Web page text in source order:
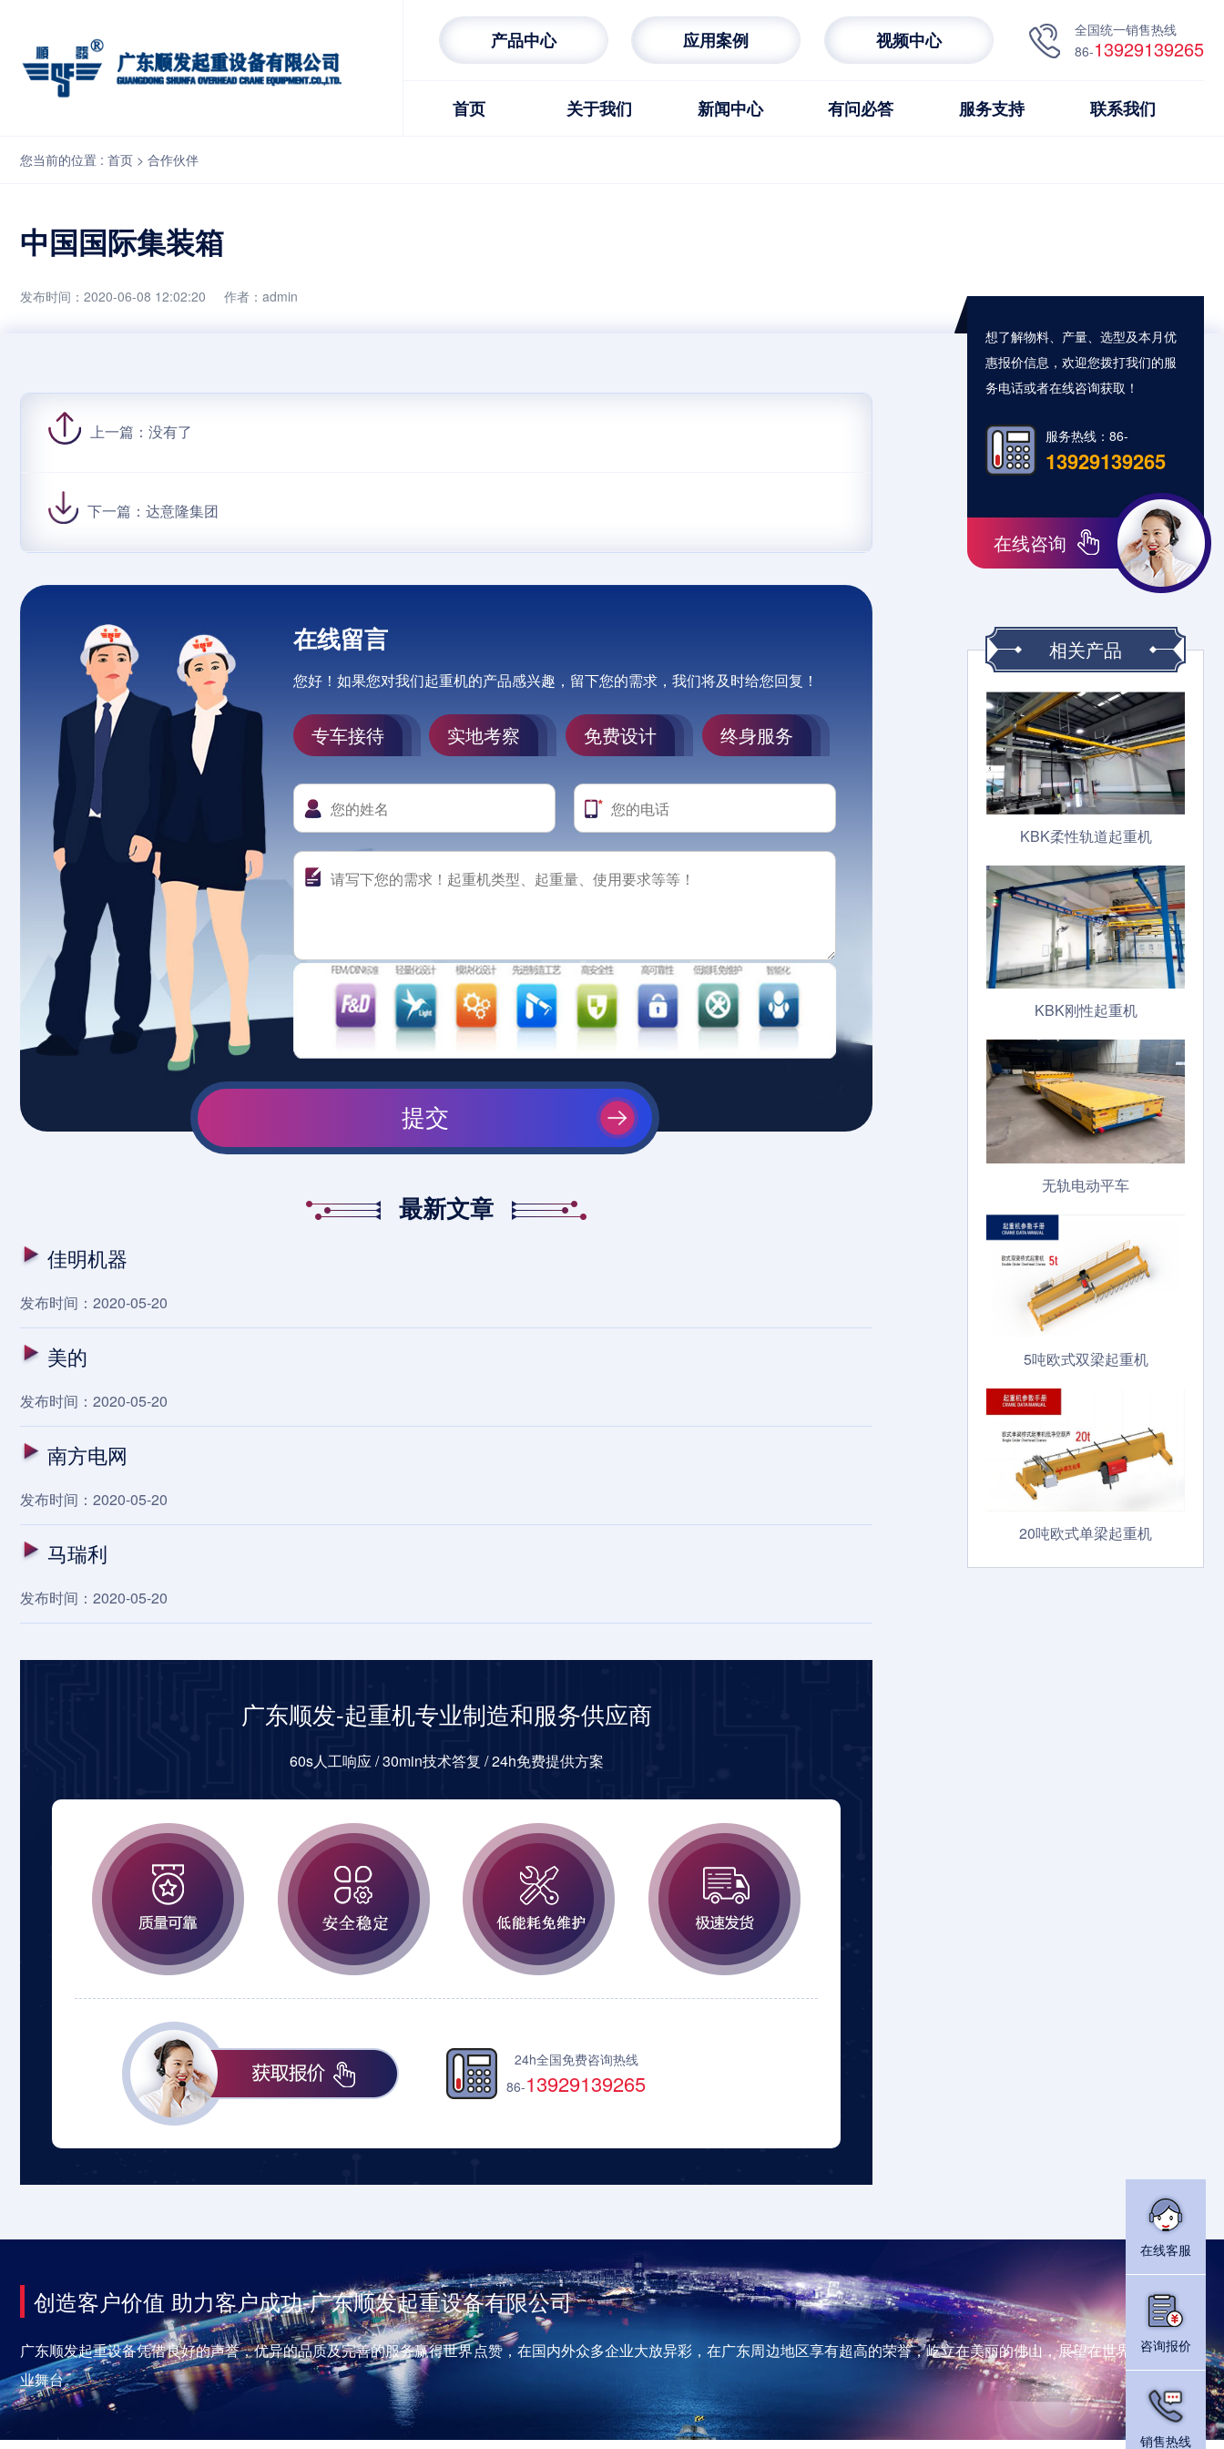
产品中心 应用案例 视频中心
全国统一销售热线
86-13929139265
首页 关于我们 新闻中心 有问必答 服务支持 联系我们
中国国际集装箱
您当前的位置 : 首页 > 合作伙伴
中国国际集装箱
发布时间：2020-06-08 12:02:20 作者：admin
上一篇： 没有了
下一篇：达意隆集团
在线留言
您好！如果您对我们起重机的产品感兴趣，留下您的需求，我们将及时给您回复！
专车接待 实地考察 免费设计 终身服务
提交
最新文章
佳明机器
发布时间：2020-05-20
美的
发布时间：2020-05-20
南方电网
发布时间：2020-05-20
马瑞利
发布时间：2020-05-20
广东顺发-起重机专业制造和服务供应商
60s人工响应 / 30min技术答复 / 24h免费提供方案
24h全国免费咨询热线
86-13929139265
想了解物料、产量、选型及本月优
惠报价信息，欢迎您拨打我们的服
务电话或者在线咨询获取！
服务热线：86-
13929139265
在线咨询
相关产品
KBK柔性轨道起重机
KBK刚性起重机
无轨电动平车
5吨欧式双梁起重机
20吨欧式单梁起重机
创造客户价值 助力客户成功-广东顺发起重设备有限公司
广东顺发起重设备凭借良好的声誉，优异的品质及完善的服务赢得世界点赞，在国内外众多企业大放异彩，在广东周边地区享有超高的荣誉，屹立在美丽的佛山，展望在世界的起重机行
业舞台。
在线客服
咨询报价
销售热线